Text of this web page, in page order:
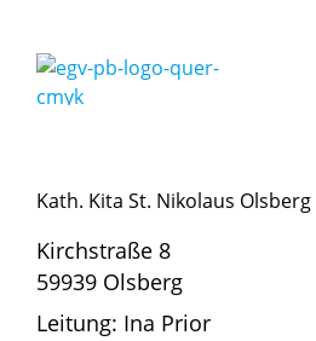
Kath. Kita St. Nikolaus Olsberg
Kirchstraße 8
59939 Olsberg
Leitung: Ina Prior